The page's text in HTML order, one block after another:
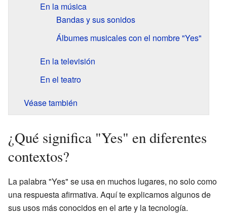
En la música
Bandas y sus sonidos
Álbumes musicales con el nombre "Yes"
En la televisión
En el teatro
Véase también
¿Qué significa "Yes" en diferentes
contextos?
La palabra "Yes" se usa en muchos lugares, no solo como
una respuesta afirmativa. Aquí te explicamos algunos de
sus usos más conocidos en el arte y la tecnología.